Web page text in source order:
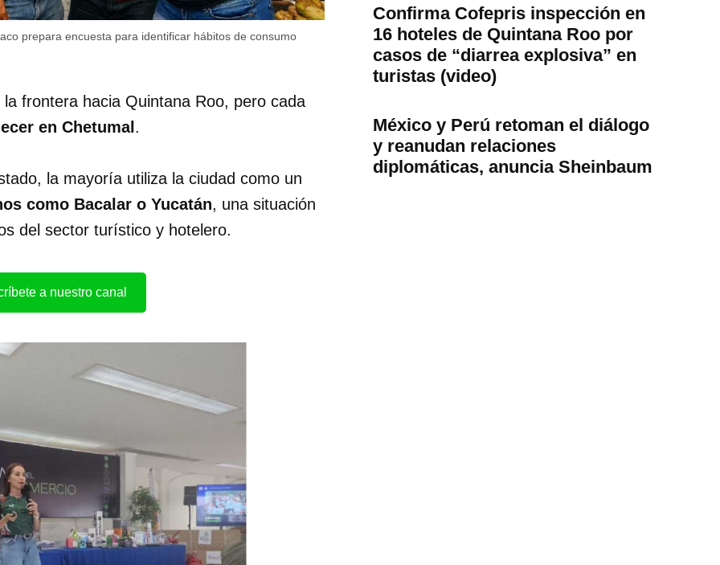
prepara encuesta para identificar hábitos de consumo
frontera hacia Quintana Roo, pero cada
en Chetumal .
la mayoría utiliza la ciudad como un
como Bacalar o Yucatán, una situación
del sector turístico y hotelero.
a nuestro canal
Confirma Cofepris inspección en
16 hoteles de Quintana Roo por
casos de “diarrea explosiva” en
turistas (video)
México y Perú retoman el diálogo
y reanudan relaciones
diplomáticas, anuncia Sheinbaum